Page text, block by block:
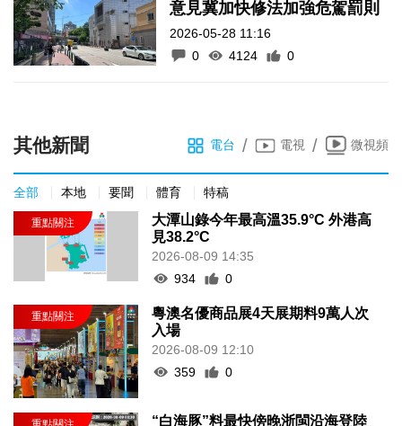
意見冀加快修法加強危駕罰則
2026-05-28 11:16
0
4124 0
其他新聞 電台 / 電視 / 微視頻
全部 本地 要聞 體育 特稿
大潭山錄今年最高溫35.9°C 外港高
見38.2°C
2026-08-09 14:35
934
0
粵澳名優商品展4天展期料9萬人次
入場
2026-08-09 12:10
359
0
“白海豚”料最快傍晚浙閩沿海登陸